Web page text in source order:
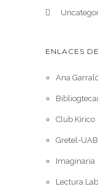
ENLACES
Ana
Club Kirico
Gretel-UAB
Imaginaria
Lectura Lab